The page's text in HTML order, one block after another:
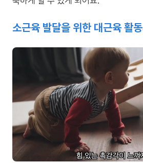
소근육 발달을 위한 대근육 활